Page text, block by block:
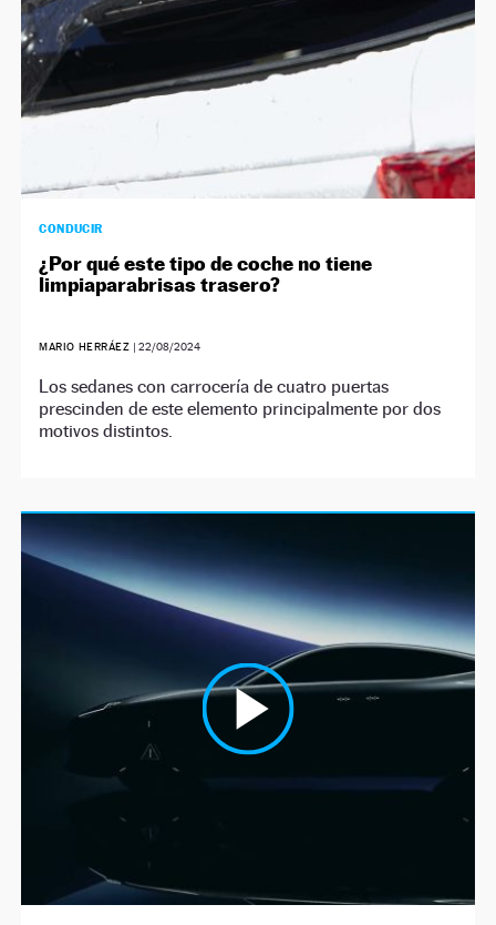
CONDUCIR
¿Por qué este tipo de coche no tiene
limpiaparabrisas trasero?
MARIO HERRÁEZ | 22/08/2024
Los sedanes con carrocería de cuatro puertas
prescinden de este elemento principalmente por dos
motivos distintos.